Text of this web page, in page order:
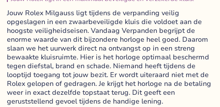
Jouw Rolex Milgauss ligt tijdens de verpanding veilig
opgeslagen in een zwaarbeveiligde kluis die voldoet aan de
hoogste veiligheidseisen. Vandaag Verpanden begrijpt de
enorme waarde van dit bijzondere horloge heel goed. Daarom
slaan we het uurwerk direct na ontvangst op in een streng
bewaakte kluisruimte. Hier is het horloge optimaal beschermd
tegen diefstal, brand en schade. Niemand heeft tijdens de
looptijd toegang tot jouw bezit. Er wordt uiteraard niet met de
Rolex gelopen of gedragen. Je krijgt het horloge na de betaling
weer in exact dezelfde topstaat terug. Dit geeft een
geruststellend gevoel tijdens de handige lening.